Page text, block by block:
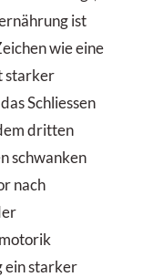
ist
wie eine
starker
Schliessen
dritten
schwanken
nach
ein starker